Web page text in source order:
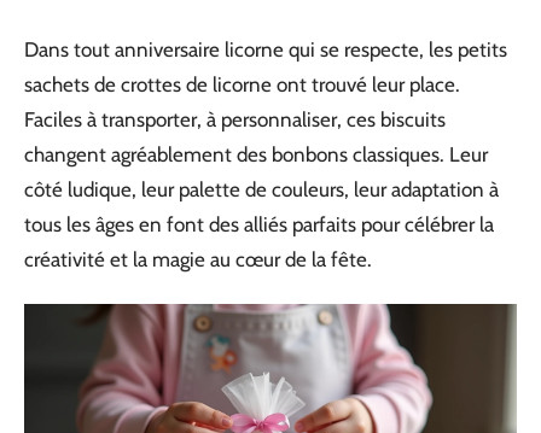
Dans tout anniversaire licorne qui se respecte, les petits
sachets de crottes de licorne ont trouvé leur place.
Faciles à transporter, à personnaliser, ces biscuits
changent agréablement des bonbons classiques. Leur
côté ludique, leur palette de couleurs, leur adaptation à
tous les âges en font des alliés parfaits pour célébrer la
créativité et la magie au cœur de la fête.